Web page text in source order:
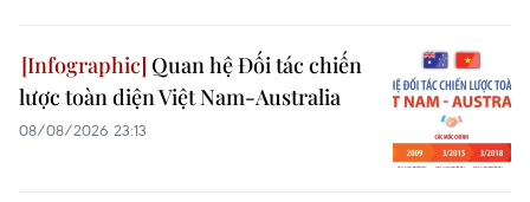
Quan hệ Đối tác chiến
lược toàn diện Việt Nam-Australia
08/08/2026 23:13